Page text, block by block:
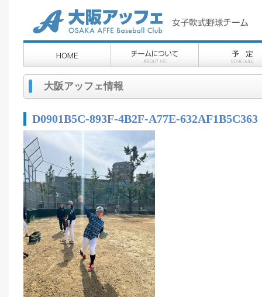
大阪アッフェ情報
D0901B5C-893F-4B2F-A77E-632AF1B5C363